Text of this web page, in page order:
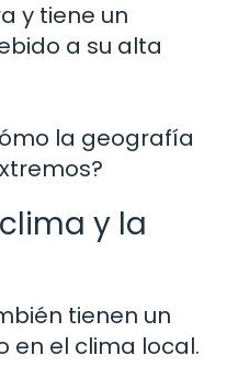
y tiene un
a su alta
la geografía
y la
tienen un
en el clima local.